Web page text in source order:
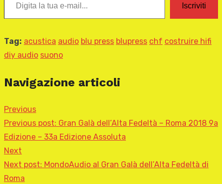
Iscriviti
Tag: acustica audio blu press blupress chf costruire hifi
diy audio suono
Navigazione articoli
Previous
Previous post: Gran Galà dell’Alta Fedeltà – Roma 2018 9a
Edizione – 33a Edizione Assoluta
Next
Next post: MondoAudio al Gran Galà dell’Alta Fedeltà di
Roma